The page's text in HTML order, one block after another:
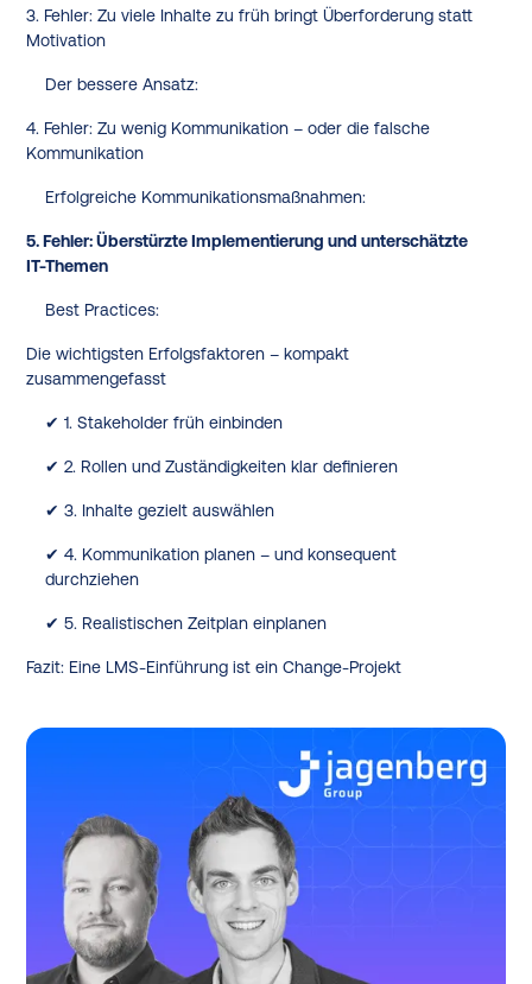
3. Fehler: Zu viele Inhalte zu früh bringt Überforderung statt
Motivation
Der bessere Ansatz:
4. Fehler: Zu wenig Kommunikation – oder die falsche
Kommunikation
Erfolgreiche Kommunikationsmaßnahmen:
5. Fehler: Überstürzte Implementierung und unterschätzte
IT-Themen
Best Practices:
Die wichtigsten Erfolgsfaktoren – kompakt
zusammengefasst
✔ 1. Stakeholder früh einbinden
✔ 2. Rollen und Zuständigkeiten klar definieren
✔ 3. Inhalte gezielt auswählen
✔ 4. Kommunikation planen – und konsequent
durchziehen
✔ 5. Realistischen Zeitplan einplanen
Fazit: Eine LMS-Einführung ist ein Change-Projekt